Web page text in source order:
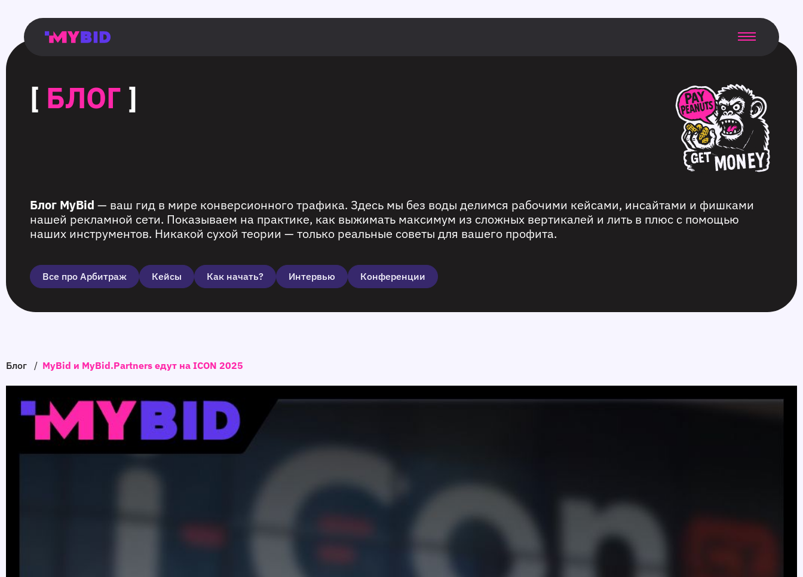
Главная
Гибкий
таргетинг
Возможности
Форматы
TMA
Главная
Домонетизация
TMA
Блог
Главная
страница
Main
page
Flexible
targeting
Opportunities
Formats
TMA
Main
page
Extra
monetization
TMA
Blog
Main
page
[ БЛОГ ]
Блог MyBid — ваш гид в мире конверсионного трафика. Здесь мы без воды делимся рабочими кейсами, инсайтами и фишками
нашей рекламной сети. Показываем на практике, как выжимать максимум из сложных вертикалей и лить в плюс с помощью
наших инструментов. Никакой сухой теории — только реальные советы для вашего профита.
Все про Арбитраж Кейсы Как начать? Интервью Конференции
Блог / MyBid и MyBid.Partners едут на ICON 2025